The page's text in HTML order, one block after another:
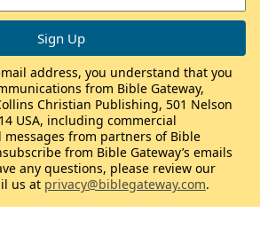
address, you understand that you
from Bible Gateway,
Christian Publishing, 501 Nelson
USA, including commercial
from partners of Bible
from Bible Gateway’s emails
any questions, please review our
us at privacy@biblegateway.com.